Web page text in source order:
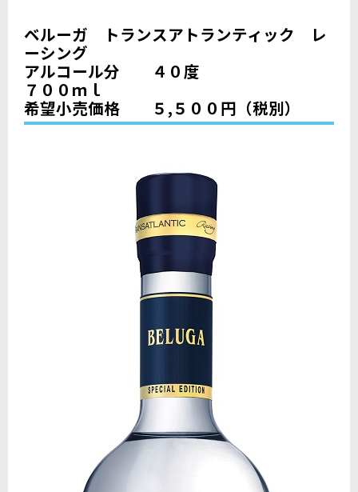
ベルーガ トランスアトランティック レ
ーシング
アルコール分 ４０度
７００ｍｌ
希望小売価格 ５,５００円（税別）